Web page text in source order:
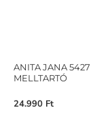
ANITA JANA 5427
MELLTARTÓ
24.990 Ft